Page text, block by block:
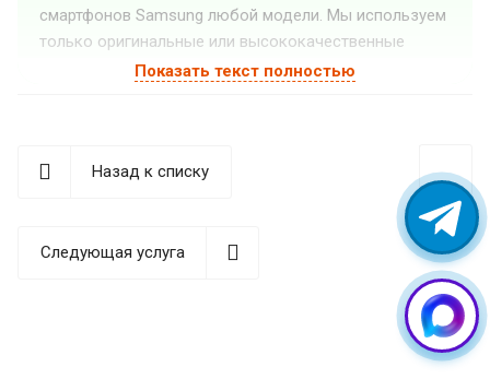
смартфонов Samsung любой модели. Мы используем
только оригинальные или высококачественные
совместимые комплектующие, гарантирующие
аккумулятора Samsung
Со временем любая батарея теряет свою емкость и
требует замены. Важно вовремя распознать
проблемы с аккумулятором, чтобы предотвратить
более серьезные поломки устройства. Основные
Быстрый разряд батареи (держит заряд менее
Показать текст полностью
Назад к списку
Следующая услуга